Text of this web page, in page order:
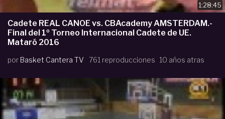
1:28:45
Cadete REAL CANOE vs. CBAcademy AMSTERDAM.-
Final del 1º Torneo Internacional Cadete de UE.
Mataró 2016
por Basket Cantera TV 761 reproducciones 10 años atras